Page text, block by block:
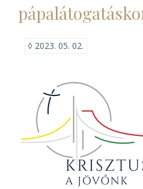
◊ 2023. 05. 02.